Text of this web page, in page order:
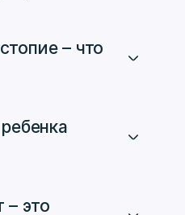
– что
Но если к 5–6
нужна
носочках, по
несимметрично.
– это